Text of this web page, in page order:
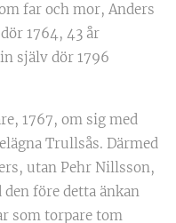
far och mor, Anders
1764, 43 år
själv dör 1796
1767, om sig med
Trullsås. Därmed
utan Pehr Nillsson,
före detta änkan
som torpare tom